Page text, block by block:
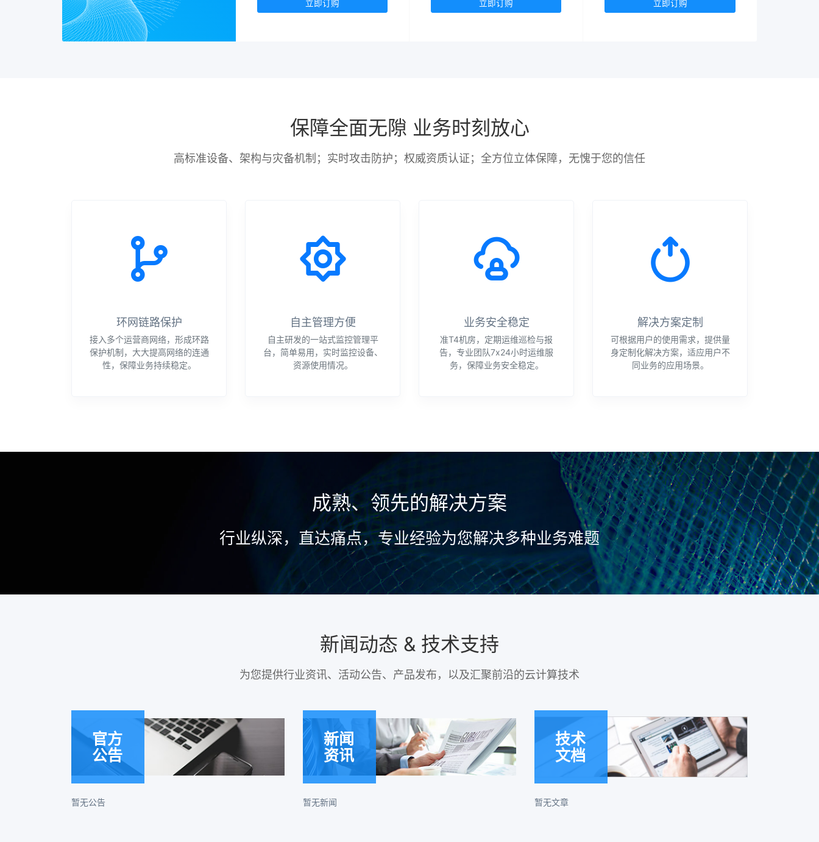
立即订购 立即订购 立即订购
保障全面无隙 业务时刻放心
高标准设备、架构与灾备机制；实时攻击防护；权威资质认证；全方位立体保障，无愧于您的信任
环网链路保护
接入多个运营商网络，形成环路
保护机制，大大提高网络的连通
性，保障业务持续稳定。
自主管理方便
自主研发的一站式监控管理平
台，简单易用，实时监控设备、
资源使用情况。
业务安全稳定
准T4机房，定期运维巡检与报
告，专业团队7x24小时运维服
务，保障业务安全稳定。
解决方案定制
可根据用户的使用需求，提供量
身定制化解决方案，适应用户不
同业务的应用场景。
成熟、领先的解决方案
行业纵深，直达痛点，专业经验为您解决多种业务难题
新闻动态 & 技术支持
为您提供行业资讯、活动公告、产品发布，以及汇聚前沿的云计算技术
官方
公告
暂无公告
新闻
资讯
暂无新闻
技术
文档
暂无文章